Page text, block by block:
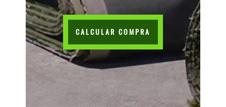
CALCULAR COMPRA